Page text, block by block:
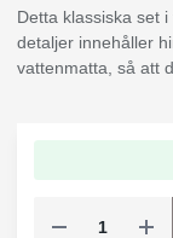
Detta klassiska set
detaljer innehåller
vattenmatta, så att